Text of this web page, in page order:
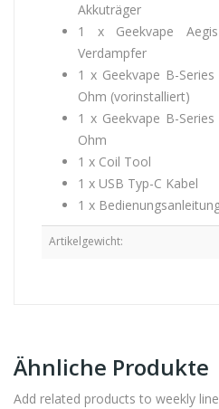
Akkuträger
1 x Geekvape
Verdampfer
1 x Geekvape B-
Ohm (vorinstalliert)
1 x Geekvape B-
Ohm
1 x Coil Tool
1 x USB Typ-C Kabel
1 x
Artikelgewicht:
Ähnliche Produkte
Add related products to weekly